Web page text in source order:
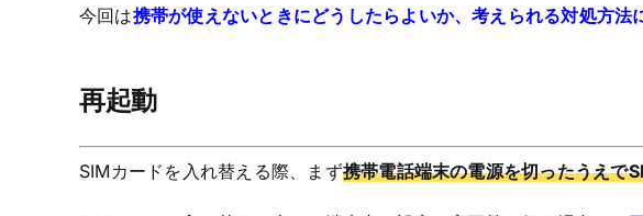
今回は携帯が使えないときにどうしたらよいか、考えられる対処方法
再起動
SIMカードを入れ替える際、まず携帯電話端末の電源を切ったうえで